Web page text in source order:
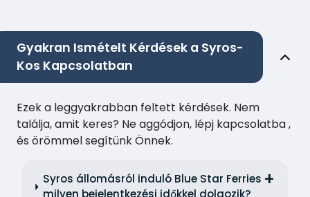
Gyakran Ismételt Kérdések a Syros-
Kos Kapcsolatban
Ezek a leggyakrabban feltett kérdések. Nem
találja, amit keres? Ne aggódjon, lépj kapcsolatba ,
és örömmel segítünk Önnek.
Syros állomásról induló Blue Star Ferries